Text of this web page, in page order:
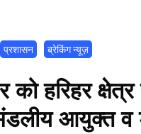
प्रशासन ब्रेकिंग न्यूज़
को हरिहर
आयुक्त व